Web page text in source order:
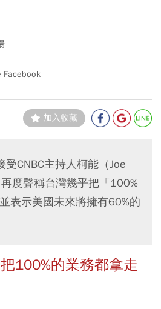
Facebook
加入收藏
CNBC主持人柯能（Joe
度聲稱台灣幾乎把「100%
表示美國未來將擁有60%的
100%的業務都拿走